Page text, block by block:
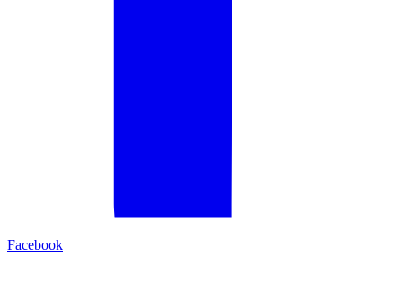
Facebook